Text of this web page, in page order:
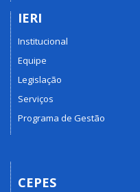
IERI
Institucional
Equipe
Legislação
Serviços
Programa de Gestão
CEPES